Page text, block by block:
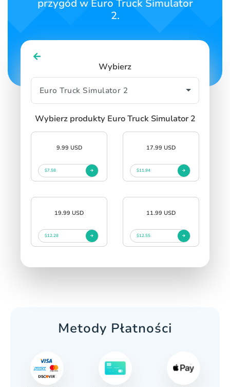
SIGN INSIGN UP
przygód w Euro Truck Simulator
2.
Wybierz
Wybierz produkty Euro Truck Simulator 2
9.99 USD
$7.58
17.99 USD
$11.94
19.99 USD
$12.28
11.99 USD
$12.55
Metody Płatności